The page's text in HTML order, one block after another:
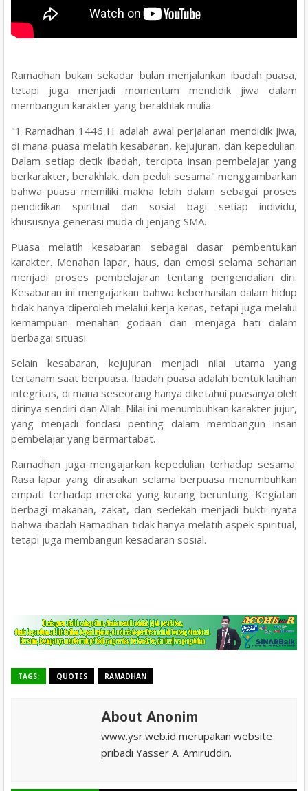
Ramadhan bukan sekadar bulan menjalankan ibadah puasa,
tetapi juga menjadi momentum mendidik jiwa dalam
membangun karakter yang berakhlak mulia.
"1 Ramadhan 1446 H adalah awal perjalanan mendidik jiwa,
di mana puasa melatih kesabaran, kejujuran, dan kepedulian.
Dalam setiap detik ibadah, tercipta insan pembelajar yang
berkarakter, berakhlak, dan peduli sesama" menggambarkan
bahwa puasa memiliki makna lebih dalam sebagai proses
pendidikan spiritual dan sosial bagi setiap individu,
khususnya generasi muda di jenjang SMA.
Puasa melatih kesabaran sebagai dasar pembentukan
karakter. Menahan lapar, haus, dan emosi selama seharian
menjadi proses pembelajaran tentang pengendalian diri.
Kesabaran ini mengajarkan bahwa keberhasilan dalam hidup
tidak hanya diperoleh melalui kerja keras, tetapi juga melalui
kemampuan menahan godaan dan menjaga hati dalam
berbagai situasi.
Selain kesabaran, kejujuran menjadi nilai utama yang
tertanam saat berpuasa. Ibadah puasa adalah bentuk latihan
integritas, di mana seseorang hanya diketahui puasanya oleh
dirinya sendiri dan Allah. Nilai ini menumbuhkan karakter jujur,
yang menjadi fondasi penting dalam membangun insan
pembelajar yang bermartabat.
Ramadhan juga mengajarkan kepedulian terhadap sesama.
Rasa lapar yang dirasakan selama berpuasa menumbuhkan
empati terhadap mereka yang kurang beruntung. Kegiatan
berbagi makanan, zakat, dan sedekah menjadi bukti nyata
bahwa ibadah Ramadhan tidak hanya melatih aspek spiritual,
tetapi juga membangun kesadaran sosial.
TAGS: QUOTES RAMADHAN
About Anonim
www.ysr.web.id merupakan website
pribadi Yasser A. Amiruddin.